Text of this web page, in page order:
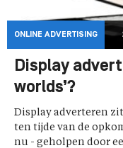
ONLINE ADVERTISING
Display
worlds’?
Display adverteren
ten tijde van de
nu - geholpen door